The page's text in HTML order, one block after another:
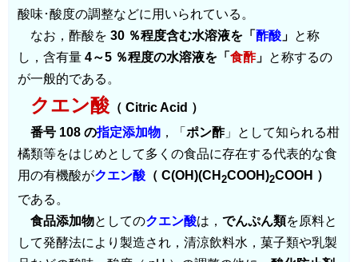
酸味･酸度の調整などに用いられている。
なお，酢酸を 30 ％程度含む水溶液を「 酢酸 」 と称
し，含有量 4～5 ％程度の水溶液を「 食酢」 と称するの
が一般的である。
クエン酸 （ Citric Acid ）
番号 108 の指定添加物 ，「 ポン酢」として知られる柑
橘類等をはじめとして多くの食品に存在する代表的な食
用の有機酸がクエン酸 （ C(OH)(CH 2COOH)2COOH ）
である。
食品添加物としてのクエン酸は， でんぷん類を原料と
して発酵法により製造され，清涼飲料水，菓子類や乳製